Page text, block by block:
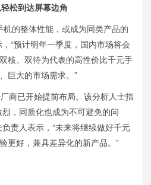
松到达屏幕边角
的整体性能，或成为同类产品的
“预计明年一季度，国内市场将会
核、双待为代表的高性价比千元手
巨大的市场需求。”
商已开始提前布局。该分析人士指
，同质化也成为不可避免的问
责人表示，“未来将继续做好千元
更好，兼具差异化的新产品。”